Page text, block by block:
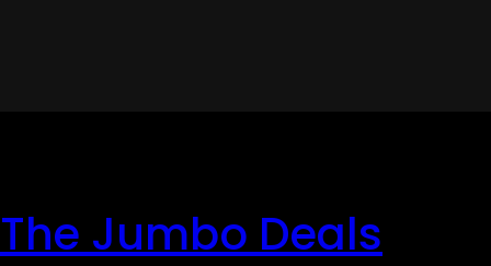
The Jumbo Deals